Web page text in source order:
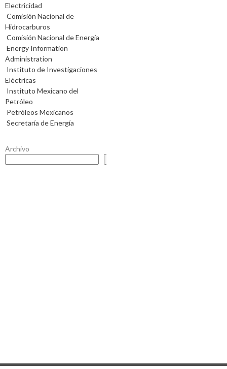
Electricidad
Comisión Nacional de
Hidrocarburos
Comisión Nacional de Energía
Energy Information
Administration
Instituto de Investigaciones
Eléctricas
Instituto Mexicano del
Petróleo
Petróleos Mexicanos
Secretaría de Energía
Archivo